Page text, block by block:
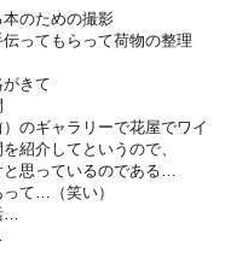
のための撮影
ってもらって荷物の整理
きて
のギャラリーで花屋でワイ
紹介してというので、
思っているのである…
て…（笑い）